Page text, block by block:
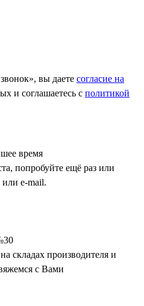
вы даете согласие на
и соглашаетесь c политикой
время
попробуйте ещё раз или
или e-mail.
складах производителя и
с Вами